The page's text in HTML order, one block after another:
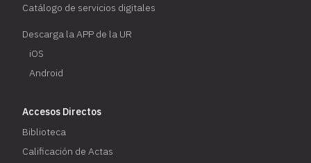
Catálogo de servicios digitales
Descarga la APP de la UR
iOS
Android
Accesos Directos
Biblioteca
Calificación de Actas